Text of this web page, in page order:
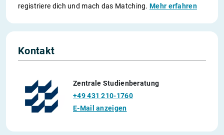
registriere dich und mach das Matching.Mehr erfahren
Kontakt
Zentrale Studienberatung
+49 431 210-1760
E-Mail anzeigen